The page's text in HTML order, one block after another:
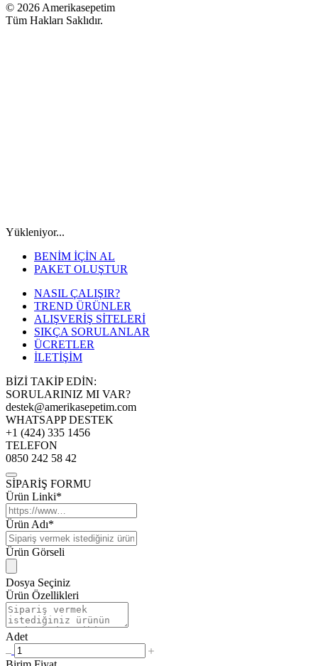
© 2026 Amerikasepetim
Tüm Hakları Saklıdır.
Yükleniyor...
BENİM İÇİN AL
PAKET OLUŞTUR
NASIL ÇALIŞIR?
TREND ÜRÜNLER
ALIŞVERİŞ SİTELERİ
SIKÇA SORULANLAR
ÜCRETLER
İLETİŞİM
BİZİ TAKİP EDİN:
SORULARINIZ MI VAR?
destek@amerikasepetim.com
WHATSAPP DESTEK
+1 (424) 335 1456
TELEFON
0850 242 58 42
SİPARİŞ FORMU
Ürün Linki*
Ürün Adı*
Ürün Görseli
Dosya Seçiniz
Ürün Özellikleri
Adet